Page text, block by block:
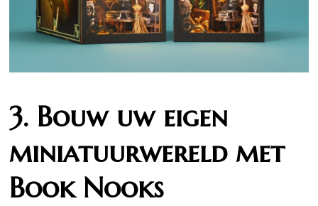
3. Bouw uw eigen
miniatuurwereld met
Book Nooks